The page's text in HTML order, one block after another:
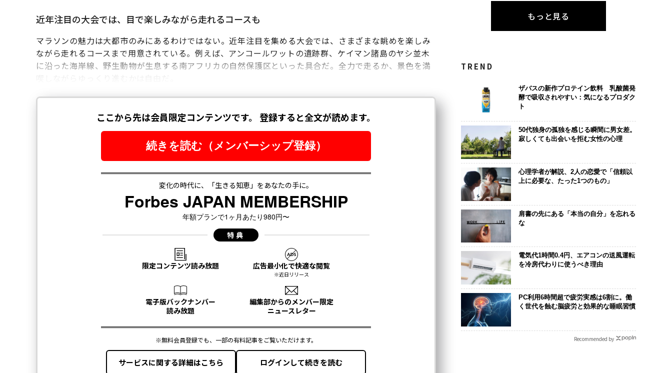
近年注目の大会では、目で楽しみながら走れるコースも
マラソンの魅力は大都市のみにあるわけではない。近年注目を集める大会では、さまざまな眺めを楽しみ
ながら走れるコースまで用意されている。例えば、アンコールワットの遺跡群、ケイマン諸島のヤシ並木
に沿った海岸線、野生動物が生息する南アフリカの自然保護区といった具合だ。全力で走るか、景色を満
もっと見る
TREND
ザバスの新作プロテイン飲料 乳酸菌発
酵で吸収されやすい：気になるプロダク
ト
50代独身の孤独を感じる瞬間に男女差。
寂しくても出会いを拒む女性の心理
心理学者が解説、2人の恋愛で「信頼以
上に必要な、たった1つのもの」
肩書の先にある「本当の自分」を忘れる
な
電気代1時間0.4円、エアコンの送風運転
を冷房代わりに使うべき理由
PC利用6時間超で疲労実感は6割に。働
く世代を蝕む脳疲労と効果的な睡眠習慣
Recommended by